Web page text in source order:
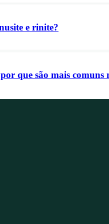
e rinite?
que são mais